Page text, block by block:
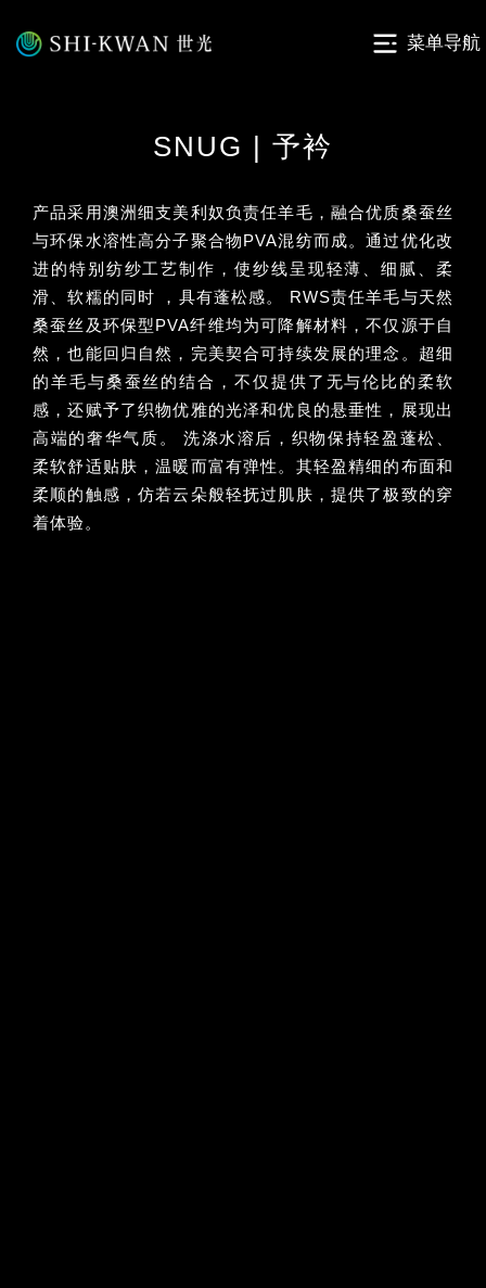
菜单导航
SNUG | 予衿
产品采用澳洲细支美利奴负责任羊毛，融合优质桑蚕丝
与环保水溶性高分子聚合物PVA混纺而成。通过优化改
进的特别纺纱工艺制作，使纱线呈现轻薄、细腻、柔
滑、软糯的同时 ，具有蓬松感。 RWS责任羊毛与天然
桑蚕丝及环保型PVA纤维均为可降解材料，不仅源于自
然，也能回归自然，完美契合可持续发展的理念。超细
的羊毛与桑蚕丝的结合，不仅提供了无与伦比的柔软
感，还赋予了织物优雅的光泽和优良的悬垂性，展现出
高端的奢华气质。 洗涤水溶后，织物保持轻盈蓬松、
柔软舒适贴肤，温暖而富有弹性。其轻盈精细的布面和
柔顺的触感，仿若云朵般轻抚过肌肤，提供了极致的穿
着体验。